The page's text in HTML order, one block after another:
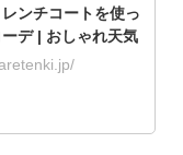
ンチコートを使っ
デ | おしゃれ天気